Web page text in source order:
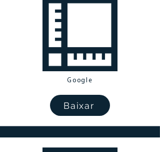
Google
Baixar